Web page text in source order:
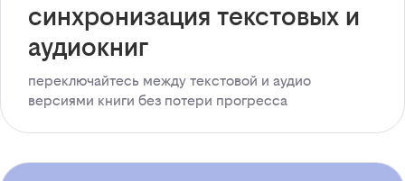
синхронизация текстовых и
аудиокниг
переключайтесь между текстовой и аудио
версиями книги без потери прогресса